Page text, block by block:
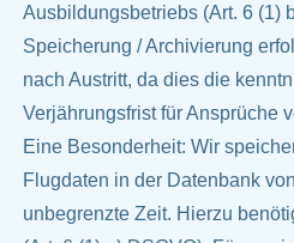
Ausbildungsbetriebs (Art. 6 (1)
Speicherung / Archivierung
nach Austritt, da dies die
Verjährungsfrist für Ansprüche
Eine Besonderheit: Wir
Flugdaten in der Datenbank
unbegrenzte Zeit. Hierzu